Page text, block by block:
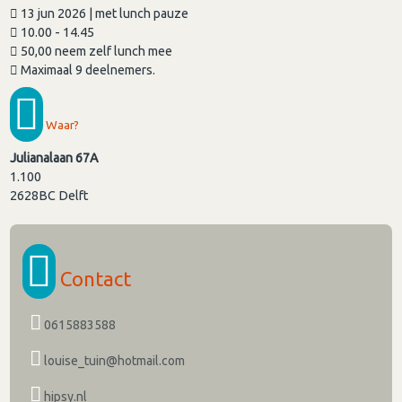
13 jun 2026 | met lunch pauze
10.00 - 14.45
50,00 neem zelf lunch mee
Maximaal 9 deelnemers.
Waar?
Julianalaan 67A
1.100
2628BC Delft
Contact
0615883588
louise_tuin@hotmail.com
hipsy.nl